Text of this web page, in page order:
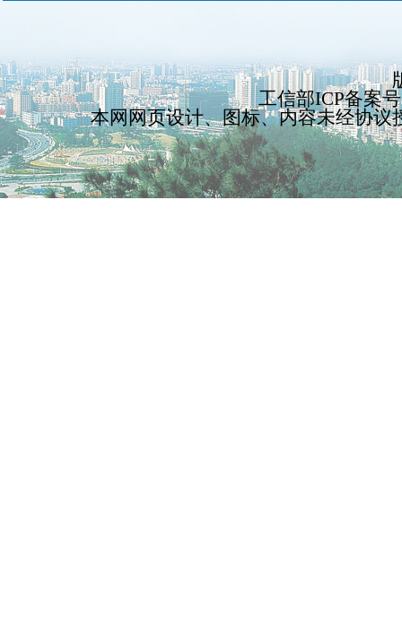
工信部ICP备案
本网网页设计、图标、内容未经协